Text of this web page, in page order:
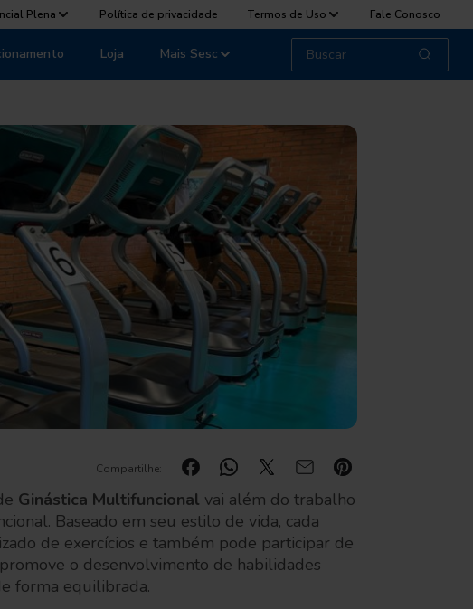
Plena Política de privacidade Termos de Uso Fale Conosco
Loja Mais Sesc
Compartilhe:
Ginástica Multifuncional vai além do trabalho
Baseado em seu estilo de vida, cada
de exercícios e também pode participar de
o desenvolvimento de habilidades
forma equilibrada.